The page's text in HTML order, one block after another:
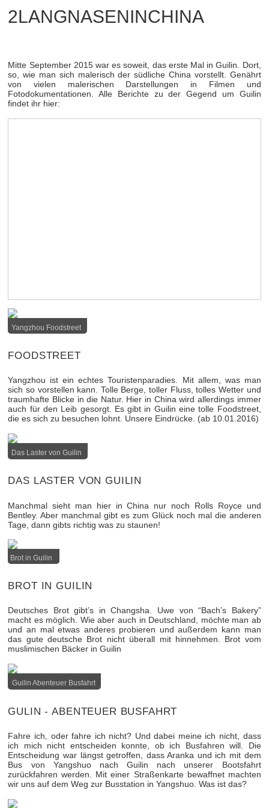
2LANGNASENINCHINA
Mitte September 2015 war es soweit, das erste Mal in Guilin. Dort,
so, wie man sich malerisch der südliche China vorstellt. Genährt
von vielen malerischen Darstellungen in Filmen und
Fotodokumentationen. Alle Berichte zu der Gegend um Guilin
findet ihr hier:
Yangzhou Foodstreet
FOODSTREET
Yangzhou ist ein echtes Touristenparadies. Mit allem, was man
sich so vorstellen kann. Tolle Berge, toller Fluss, tolles Wetter und
traumhafte Blicke in die Natur. Hier in China wird allerdings immer
auch für den Leib gesorgt. Es gibt in Guilin eine tolle Foodstreet,
die es sich zu besuchen lohnt. Unsere Eindrücke. (ab 10.01.2016)
Das Laster von Guilin
DAS LASTER VON GUILIN
Manchmal sieht man hier in China nur noch Rolls Royce und
Bentley. Aber manchmal gibt es zum Glück noch mal die anderen
Tage, dann gibts richtig was zu staunen!
Brot in Guilin
BROT IN GUILIN
Deutsches Brot gibt’s in Changsha. Uwe von “Bach’s Bakery”
macht es möglich. Wie aber auch in Deutschland, möchte man ab
und an mal etwas anderes probieren und außerdem kann man
das gute deutsche Brot nicht überall mit hinnehmen. Brot vom
muslimischen Bäcker in Guilin
Guilin Abenteuer Busfahrt
GULIN - ABENTEUER BUSFAHRT
Fahre ich, oder fahre ich nicht? Und dabei meine ich nicht, dass
ich mich nicht entscheiden konnte, ob ich Busfahren will. Die
Entscheidung war längst getroffen, dass Aranka und ich mit dem
Bus von Yangshuo nach Guilin nach unserer Bootsfahrt
zurückfahren werden. Mit einer Straßenkarte bewaffnet machten
wir uns auf dem Weg zur Busstation in Yangshuo. Was ist das?